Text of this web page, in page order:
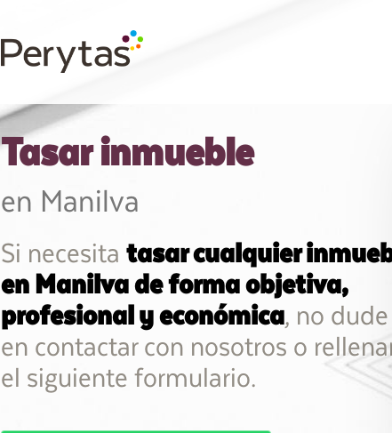
Tasar inmueble
en Manilva
Si necesita tasar cualquier
en Manilva de forma objetiva,
profesional y económica, no dude
en contactar con nosotros o
el siguiente formulario.